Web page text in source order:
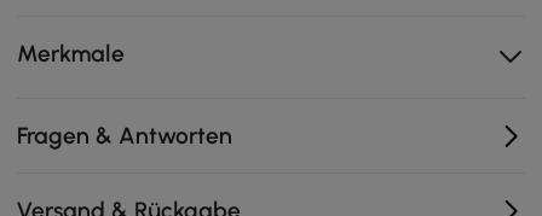
Merkmale
Fragen & Antworten